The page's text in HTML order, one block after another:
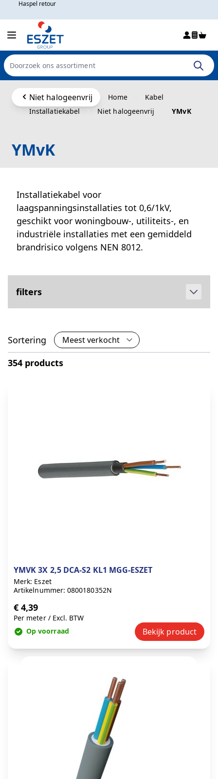
Haspel retour
Doorzoek de hele winkel
Niet halogeenvrij Home
Kabel
Installatiekabel
Niet halogeenvrij YMvK
YMvK
Installatiekabel voor
laagspanningsinstallaties tot 0,6/1kV,
geschikt voor woningbouw-, utiliteits-, en
industriële installaties met een gemiddeld
brandrisico volgens NEN 8012.
filters
Sortering
354 products
YMVK 3X 2,5 DCA-S2 KL1 MGG-ESZET
Merk: Eszet
Artikelnummer: 0800180352N
€ 4,39
Per meter/ Excl. BTW
Op voorraad
Bekijk product